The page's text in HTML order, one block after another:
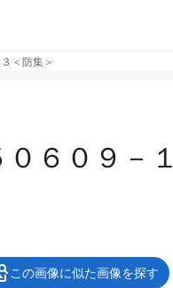
＜防集＞
６０９－１
この画像に似た画像を探す